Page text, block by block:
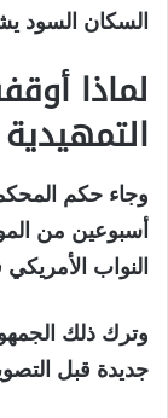
السكان السود
لماذا
أسبوعين من
النواب الأمريكي
وترك ذلك
جديدة قبل